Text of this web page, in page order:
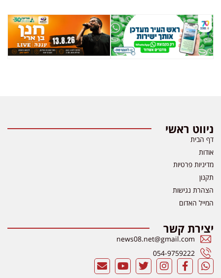
ניווט ראשי
דף הבית
אודות
מדיניות פרטיות
תקנון
הצהרת נגישות
המייל האדום
יצירת קשר
news08.net@gmail.com
054-9759222